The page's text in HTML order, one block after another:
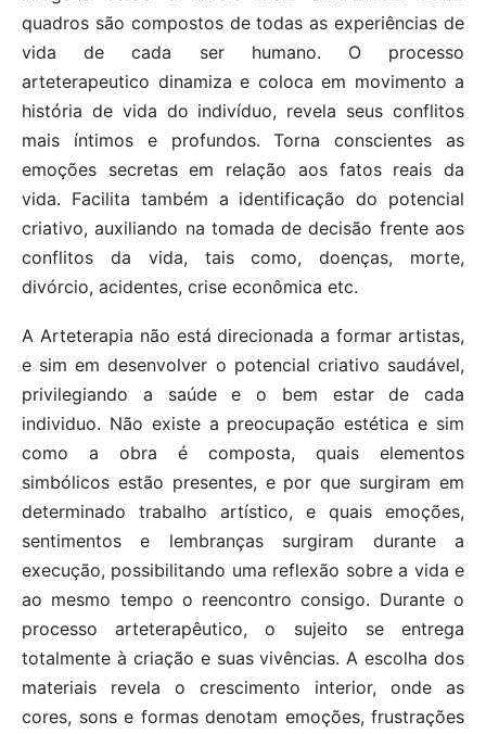
quadros são compostos de todas as experiências de
vida de cada ser humano. O processo
arteterapeutico dinamiza e coloca em movimento a
história de vida do indivíduo, revela seus conflitos
mais íntimos e profundos. Torna conscientes as
emoções secretas em relação aos fatos reais da
vida. Facilita também a identificação do potencial
criativo, auxiliando na tomada de decisão frente aos
conflitos da vida, tais como, doenças, morte,
divórcio, acidentes, crise econômica etc.
A Arteterapia não está direcionada a formar artistas,
e sim em desenvolver o potencial criativo saudável,
privilegiando a saúde e o bem estar de cada
individuo. Não existe a preocupação estética e sim
como a obra é composta, quais elementos
simbólicos estão presentes, e por que surgiram em
determinado trabalho artístico, e quais emoções,
sentimentos e lembranças surgiram durante a
execução, possibilitando uma reflexão sobre a vida e
ao mesmo tempo o reencontro consigo. Durante o
processo arteterapêutico, o sujeito se entrega
totalmente à criação e suas vivências. A escolha dos
materiais revela o crescimento interior, onde as
cores, sons e formas denotam emoções, frustrações